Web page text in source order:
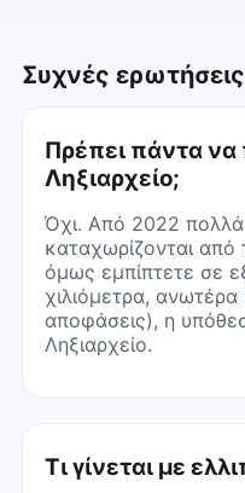
Συχνές ερωτήσεις
Πρέπει πάντα να
Ληξιαρχείο;
Όχι. Από 2022 πολλά
καταχωρίζονται από
όμως εμπίπτετε σε
χιλιόμετρα, ανωτέρα
αποφάσεις), η
Ληξιαρχείο.
Τι γίνεται με